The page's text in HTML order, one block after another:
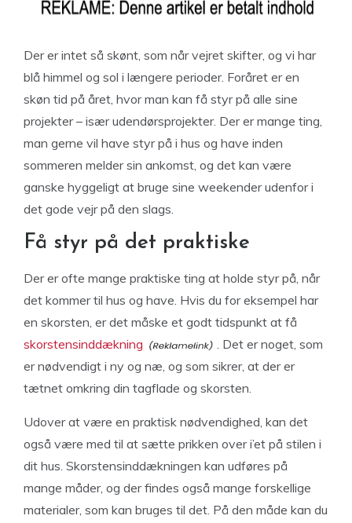
Der er intet så skønt, som når vejret skifter, og vi har
blå himmel og sol i længere perioder. Foråret er en
skøn tid på året, hvor man kan få styr på alle sine
projekter – især udendørsprojekter. Der er mange ting,
man gerne vil have styr på i hus og have inden
sommeren melder sin ankomst, og det kan være
ganske hyggeligt at bruge sine weekender udenfor i
det gode vejr på den slags.
Få styr på det praktiske
Der er ofte mange praktiske ting at holde styr på, når
det kommer til hus og have. Hvis du for eksempel har
en skorsten, er det måske et godt tidspunkt at få
skorstensinddækning
. Det er noget, som
er nødvendigt i ny og næ, og som sikrer, at der er
tætnet omkring din tagflade og skorsten.
Udover at være en praktisk nødvendighed, kan det
også være med til at sætte prikken over i’et på stilen i
dit hus. Skorstensinddækningen kan udføres på
mange måder, og der findes også mange forskellige
materialer, som kan bruges til det. På den måde kan du